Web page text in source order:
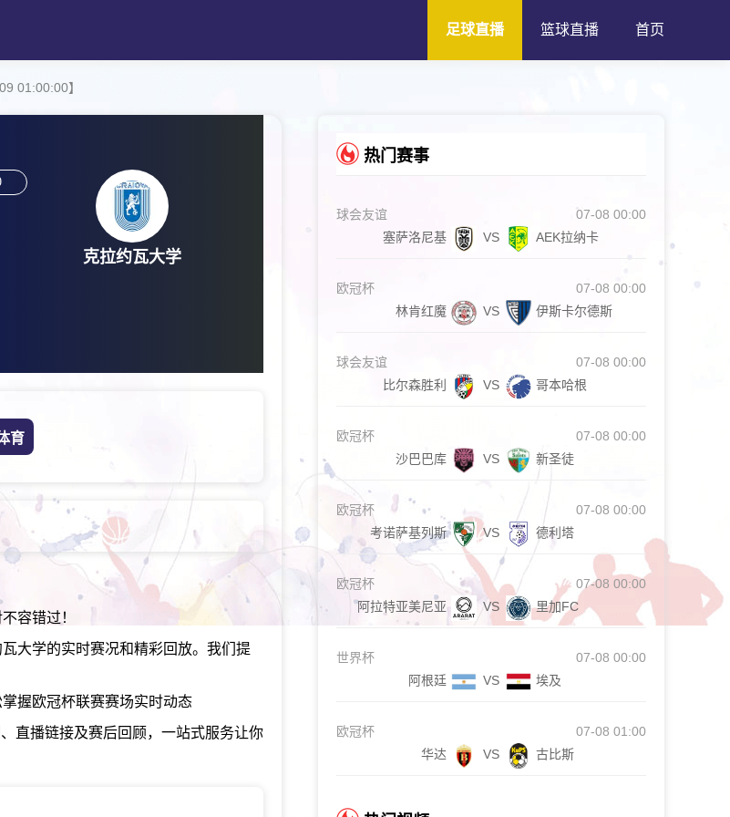
首页
篮球直播
足球直播
01:00:00】
克拉约瓦大学
育
容错过！
大学的实时赛况和精彩回放。我们提
握欧冠杯联赛赛场实时动态
直播链接及赛后回顾，一站式服务让你
热门赛事
球会友谊
07-08 00:00
塞萨洛尼基
VS AEK拉纳卡
欧冠杯
07-08 00:00
林肯红魔
VS 伊斯卡尔德斯
球会友谊
07-08 00:00
比尔森胜利
VS 哥本哈根
欧冠杯
07-08 00:00
沙巴巴库
VS 新圣徒
欧冠杯
07-08 00:00
考诺萨基列斯
VS 德利塔
欧冠杯
07-08 00:00
阿拉特亚美尼亚
VS 里加FC
世界杯
07-08 00:00
阿根廷
VS 埃及
欧冠杯
07-08 01:00
华达
VS 古比斯